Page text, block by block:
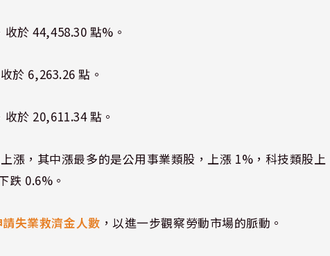
於 44,458.30 點%。
於 6,263.26 點。
於 20,611.34 點。
漲，其中漲最多的是公用事業類股，上漲 1%，科技類股上
跌 0.6%。
失業救濟金人數 ，以進一步觀察勞動市場的脈動。